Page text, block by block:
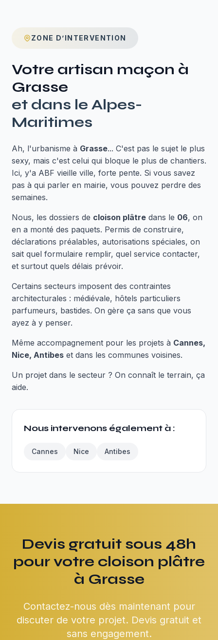
ZONE D’INTERVENTION
Votre artisan maçon à
Grasse
et dans le Alpes-
Maritimes
Ah, l'urbanisme à Grasse... C'est pas le sujet le plus
sexy, mais c'est celui qui bloque le plus de chantiers.
Ici, y'a ABF vieille ville, forte pente. Si vous savez
pas à qui parler en mairie, vous pouvez perdre des
semaines.
Nous, les dossiers de cloison plâtre dans le 06, on
en a monté des paquets. Permis de construire,
déclarations préalables, autorisations spéciales, on
sait quel formulaire remplir, quel service contacter,
et surtout quels délais prévoir.
Certains secteurs imposent des contraintes
architecturales : médiévale, hôtels particuliers
parfumeurs, bastides. On gère ça sans que vous
ayez à y penser.
Même accompagnement pour les projets à Cannes,
Nice, Antibes et dans les communes voisines.
Un projet dans le secteur ? On connaît le terrain, ça
aide.
Nous intervenons également à :
Cannes Nice Antibes
Devis gratuit sous 48h
pour votre cloison plâtre
à Grasse
Contactez-nous dès maintenant pour
discuter de votre projet. Devis gratuit et
sans engagement.